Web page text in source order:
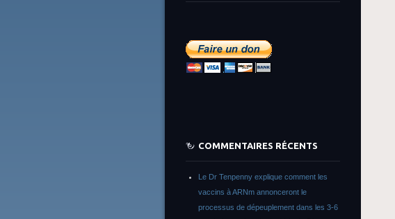
COMMENTAIRES RÉCENTS
Le Dr Tenpenny explique comment les
vaccins à ARNm annonceront le
processus de dépeuplement dans les 3-6